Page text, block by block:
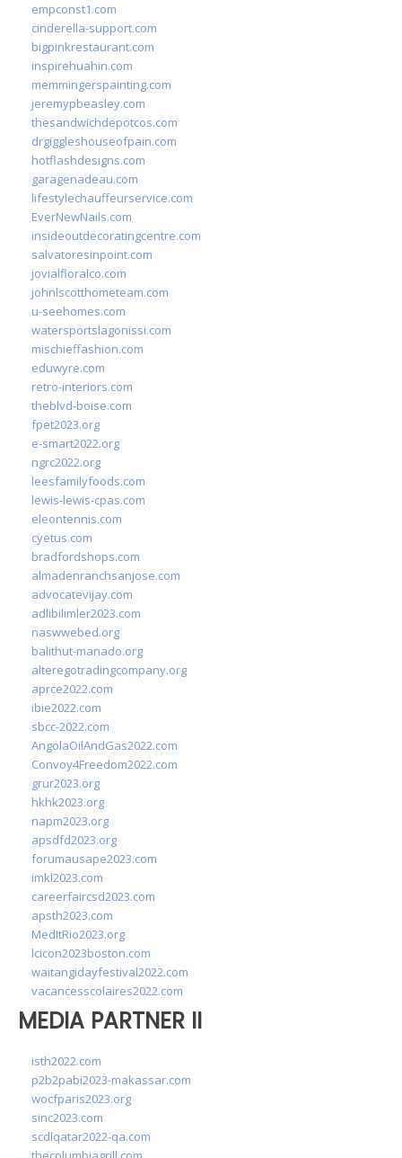
empconst1.com
cinderella-support.com
bigpinkrestaurant.com
inspirehuahin.com
memmingerspainting.com
jeremypbeasley.com
thesandwichdepotcos.com
drgiggleshouseofpain.com
hotflashdesigns.com
garagenadeau.com
lifestylechauffeurservice.com
EverNewNails.com
insideoutdecoratingcentre.com
salvatoresinpoint.com
jovialfloralco.com
johnlscotthometeam.com
u-seehomes.com
watersportslagonissi.com
mischieffashion.com
eduwyre.com
retro-interiors.com
theblvd-boise.com
fpet2023.org
e-smart2022.org
ngrc2022.org
leesfamilyfoods.com
lewis-lewis-cpas.com
eleontennis.com
cyetus.com
bradfordshops.com
almadenranchsanjose.com
advocatevijay.com
adlibilimler2023.com
naswwebed.org
balithut-manado.org
alteregotradingcompany.org
aprce2022.com
ibie2022.com
sbcc-2022.com
AngolaOilAndGas2022.com
Convoy4Freedom2022.com
grur2023.org
hkhk2023.org
napm2023.org
apsdfd2023.org
forumausape2023.com
imkl2023.com
careerfaircsd2023.com
apsth2023.com
MedItRio2023.org
lcicon2023boston.com
waitangidayfestival2022.com
vacancesscolaires2022.com
MEDIA PARTNER II
isth2022.com
p2b2pabi2023-makassar.com
wocfparis2023.org
sinc2023.com
scdlqatar2022-qa.com